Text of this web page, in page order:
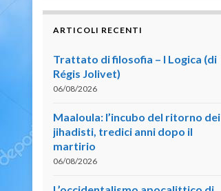
ARTICOLI RECENTI
Trattato di filosofia – I Logica (di
Régis Jolivet)
06/08/2026
Maaloula: l’incubo del ritorno dei
jihadisti, tredici anni dopo il
martirio
06/08/2026